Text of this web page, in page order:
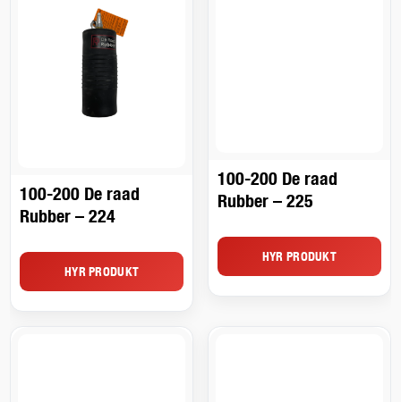
100-200 De raad
Rubber – 224
HYR PRODUKT
100-200 De raad